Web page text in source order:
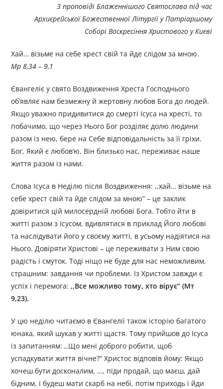
З проповіді Блаженнішого Святослава під час
Архиєрейської Божественної Літургії у Патріаршому
Соборі Воскресіння Христового у Києві
Хай… візьме на себе хрест свій та йде слідом за мною.
Мр 8,34 – 9,1
Євангеліє у свято Воздвиження Хреста Господнього
об’являє нам безмежну й жертовну любов Бога до людей.
Якщо уважно придивитися до смерті Ісуса на хресті, то
побачимо, що через Нього Бог розділяє долю людини
разом із нею, бере на Себе відповідальність за її гріхи.
Бог, Який є любов’ю, Він близько нас, переживає наше
життя разом із нами.
Слова Ісуса в Неділю після Воздвиження: ,,хай… візьме на
себе хрест свій та йде слідом за мною” – це заклик
довіритися цій милосердній любові Бога. Тобто йти в
житті разом з Ісусом, вдивлятися в приклад Його любові
та наслідувати його у своєму житті, в усьому надіятися на
Нього. Довіряти Христові – це переживати з Ним свою
радість і смуток. Тоді ніщо не буде для нас неможливим,
страшним: завдання чи проблеми. Із Христом завжди є
успіх і перемога:,,Все можливо тому, хто вірує” (Мт
9,23).
У цю неділю читаємо в Євангелії також історію багатого
юнака, який шукав у житті щастя. Тому прийшов до Ісуса
із запитанням: ,,Що мені доброго робити, щоб
успадкувати життя вічне?” Христос відповів йому: Якщо
хочеш бути досконалим, …, піди продай, що маєш, дай
бідним, і будеш мати скарб на небі, потім приходь і йди